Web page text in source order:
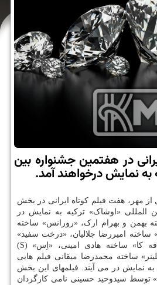
در هفتمین جشنواره بین
به نمایش درخواهند آمد.
از مهر، هفت فیلم کوتاه ایرانی در بخش
المللی «اوشاک» ترکیه به نمایش در
بهمن و بهرام ارک، «رورانس» ساخته
امیررضا جلالیان، «درخت سفید»
ساخته فریما خلیلی، «کافه کا» ساخته هادی امینی، «اِس» (S)
ساخته محمدرضا میقانی فیلم هایی
نمایش در می آیند. فیلمهای این بخش
توسط سیدوحید حسینی نامی کارگردان